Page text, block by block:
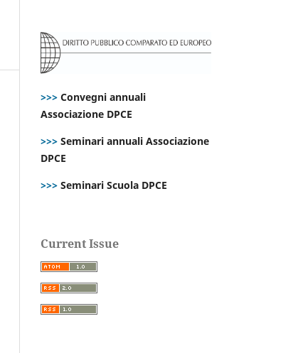
>>> Convegni annuali
Associazione DPCE
>>> Seminari annuali Associazione
DPCE
>>> Seminari Scuola DPCE
Current Issue